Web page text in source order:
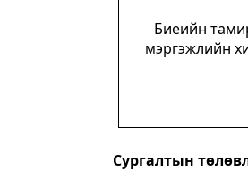
Биеийн
мэргэжлийн
Сургалтын